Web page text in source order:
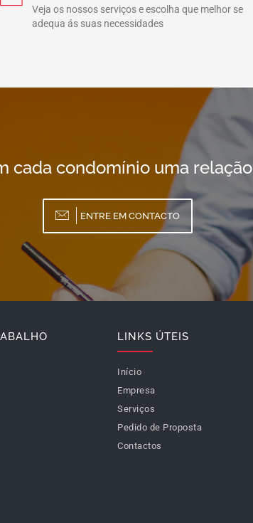
Veja os nossos serviços e escolha que melhor se
adequa ás suas necessidades
cada condomínio uma relação
ENTRE EM CONTACTO
LINKS ÚTEIS
Início
Empresa
Serviços
Pedido de Proposta
Contactos